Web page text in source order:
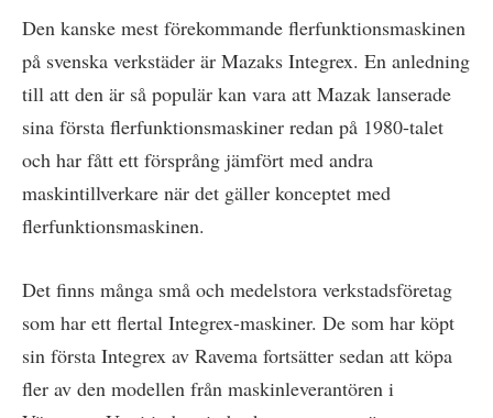
Den kanske mest förekommande flerfunktionsmaskinen
på svenska verkstäder är Mazaks Integrex. En anledning
till att den är så populär kan vara att Mazak lanserade
sina första flerfunktionsmaskiner redan på 1980-talet
och har fått ett försprång jämfört med andra
maskintillverkare när det gäller konceptet med
flerfunktionsmaskinen.
Det finns många små och medelstora verkstadsföretag
som har ett flertal Integrex-maskiner. De som har köpt
sin första Integrex av Ravema fortsätter sedan att köpa
fler av den modellen från maskinleverantören i